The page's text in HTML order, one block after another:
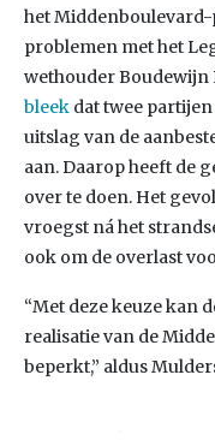
het Middenboulevard-
problemen met het
wethouder Boudewijn
bleek dat twee
uitslag van de
aan. Daarop heeft de
over te doen. Het
vroegst ná het
ook om de overlast
“Met deze keuze kan
realisatie van de
beperkt,” aldus